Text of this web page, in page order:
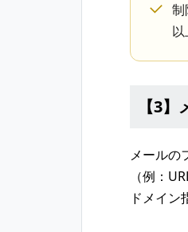
制
【3
メールの
（例：
ドメイン